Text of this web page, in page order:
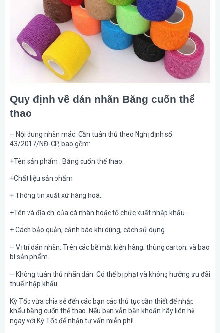
Quy định về dán nhãn Băng cuốn thể
thao
– Nội dung nhãn mác: Cần tuân thủ theo Nghị định số
43/2017/NĐ-CP, bao gồm:
+Tên sản phẩm : Băng cuốn thể thao.
+Chất liệu sản phẩm
+ Thông tin xuất xứ hàng hoá.
+Tên và địa chỉ của cá nhân hoặc tổ chức xuất nhập khẩu.
+ Cách bảo quản, cảnh báo khi dùng, cách sử dụng
– Vị trí dán nhãn: Trên các bề mặt kiện hàng, thùng carton, và bao
bì sản phẩm.
– Không tuân thủ nhãn dán: Có thể bị phạt và không hưởng ưu đãi
thuế nhập khẩu.
Kỳ Tốc vừa chia sẻ đến các bạn các thủ tục cần thiết để nhập
khẩu băng cuốn thể thao. Nếu bạn vẫn băn khoăn hãy liên hệ
ngay với Kỳ Tốc để nhận tư vấn miễn phí!